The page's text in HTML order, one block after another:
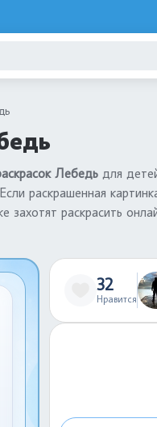
Лебедь для
раскрашенная
захотят раскрасить
32
Нравится